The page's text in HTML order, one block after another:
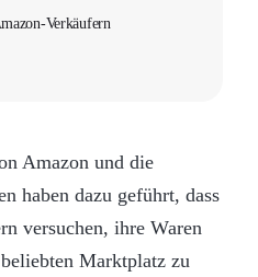
Verkäufern
Amazon und die
haben dazu geführt, dass
versuchen, ihre Waren
Marktplatz zu